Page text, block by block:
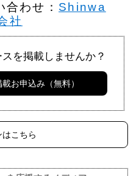
わせ： Shinwa
社
を掲載しませんか？
お申込み（無料）
はこちら